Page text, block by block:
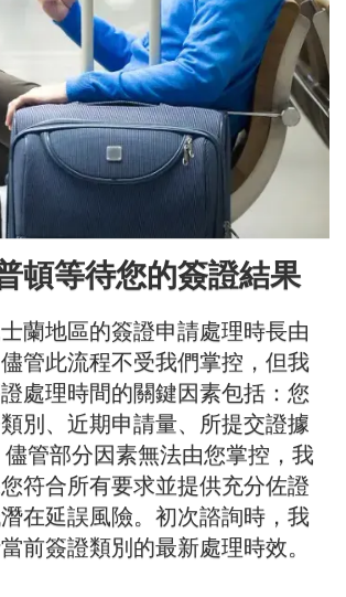
頓等待您的簽證結果
蘭地區的簽證申請處理時長由
管此流程不受我們掌控，但我
處理時間的關鍵因素包括：您
別、近期申請量、所提交證據
管部分因素無法由您掌控，我
符合所有要求並提供充分佐證
在延誤風險。初次諮詢時，我
前簽證類別的最新處理時效。